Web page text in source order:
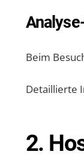
Beim
Detaillierte
2.